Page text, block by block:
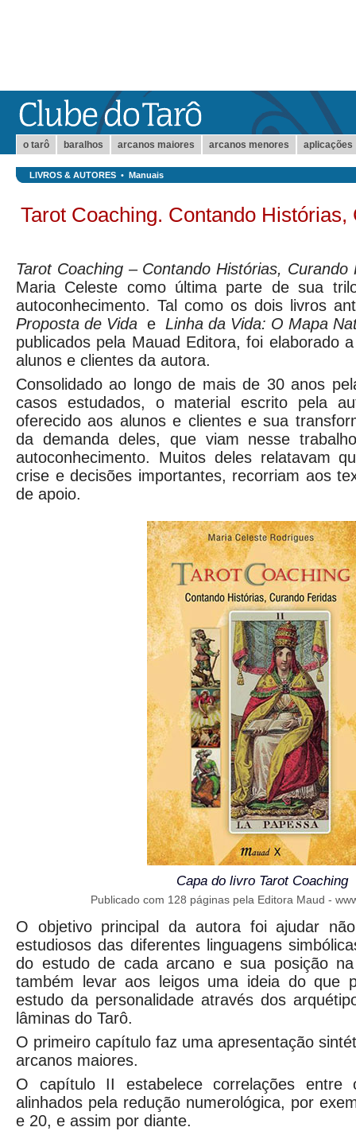
o tarô baralhos arcanos maiores arcanos menores aplicações
LIVROS & AUTORES • Manuais
Tarot Coaching. Contando Histórias,
Tarot Coaching – Contando Histórias, Curando
Maria Celeste como última parte de sua
autoconhecimento. Tal como os dois livros
Proposta de Vida e Linha da Vida: O Mapa
publicados pela Mauad Editora, foi elaborado
alunos e clientes da autora.
Consolidado ao longo de mais de 30 anos
casos estudados, o material escrito pela
oferecido aos alunos e clientes e sua
da demanda deles, que viam nesse
autoconhecimento. Muitos deles relatavam
crise e decisões importantes, recorriam aos
de apoio.
Capa do livro Tarot Coaching
Publicado com 128 páginas pela Editora Maud -
O objetivo principal da autora foi ajudar
estudiosos das diferentes linguagens
do estudo de cada arcano e sua posição
também levar aos leigos uma ideia do que
estudo da personalidade através dos
lâminas do Tarô.
O primeiro capítulo faz uma apresentação
arcanos maiores.
O capítulo II estabelece correlações entre
alinhados pela redução numerológica, por
e 20, e assim por diante.